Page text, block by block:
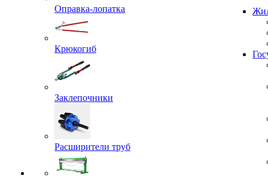
Оправка-лопатка
Крюкогиб
Заклепочники
Расширители труб